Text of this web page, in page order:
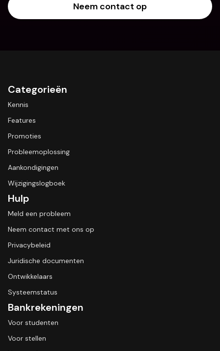
Neem contact op
Categorieën
Kennis
Features
Promoties
Probleemoplossing
Aankondigingen
Wijzigingslogboek
Hulp
Meld een probleem
Neem contact met ons op
Privacybeleid
Juridische documenten
Ontwikkelaars
Systeemstatus
Bankrekeningen
Voor studenten
Voor stellen